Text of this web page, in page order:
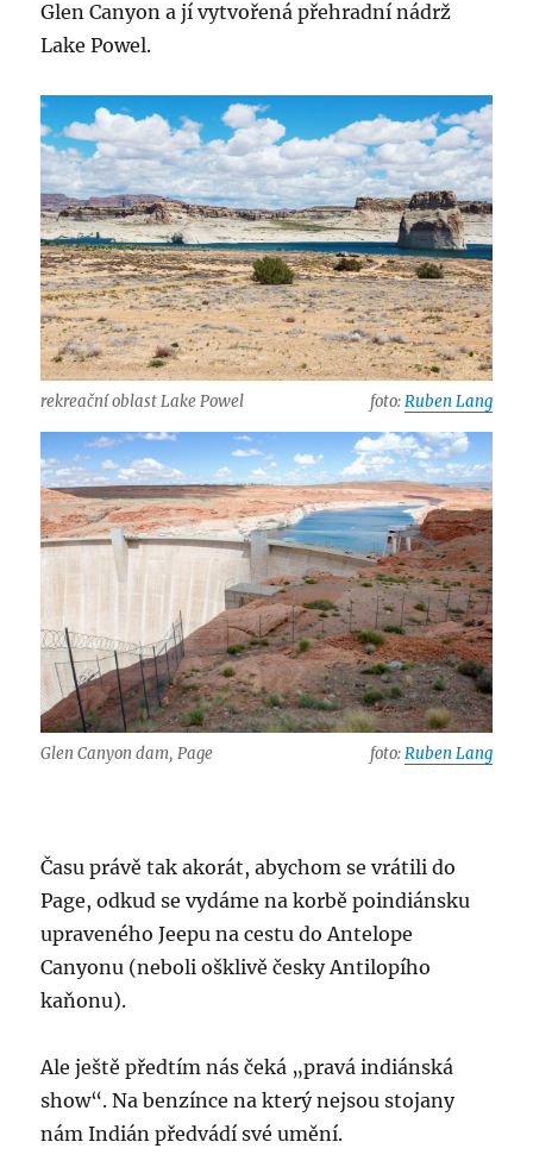
Glen Canyon a jí vytvořená přehradní nádrž
Lake Powel.
rekreační oblast Lake Powel foto:Ruben Lang
Glen Canyon dam, Page foto:Ruben Lang
Času právě tak akorát, abychom se vrátili do
Page, odkud se vydáme na korbě poindiánsku
upraveného Jeepu na cestu do Antelope
Canyonu (neboli ošklivě česky Antilopího
kaňonu).
Ale ještě předtím nás čeká „pravá indiánská
show“. Na benzínce na který nejsou stojany
nám Indián předvádí své umění.